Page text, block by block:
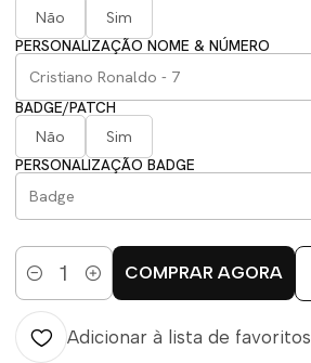
Não
Sim
PERSONALIZAÇÃO NOME & NÚMERO
BADGE/PATCH
Não
Sim
PERSONALIZAÇÃO BADGE
Quantidade
COMPRAR AGORA
Adicionar à lista de favoritos